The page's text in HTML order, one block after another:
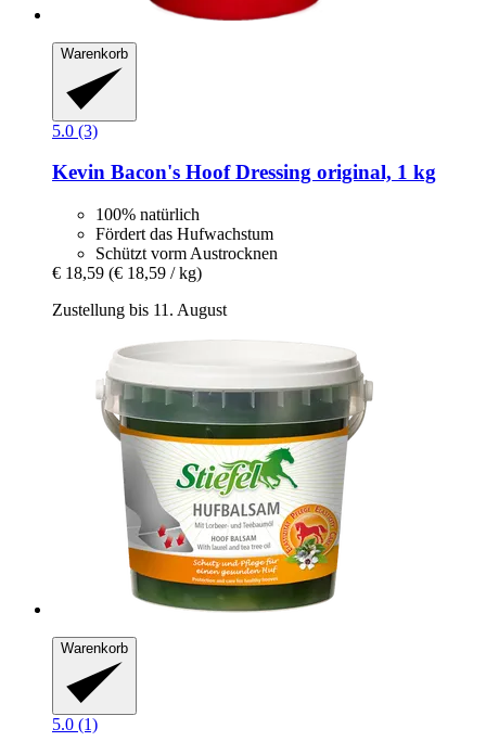
Warenkorb
5.0 (3)
Kevin Bacon's Hoof Dressing original, 1 kg
100% natürlich
Fördert das Hufwachstum
Schützt vorm Austrocknen
€ 18,59 (€ 18,59 / kg)
Zustellung bis 11. August
Warenkorb
5.0 (1)